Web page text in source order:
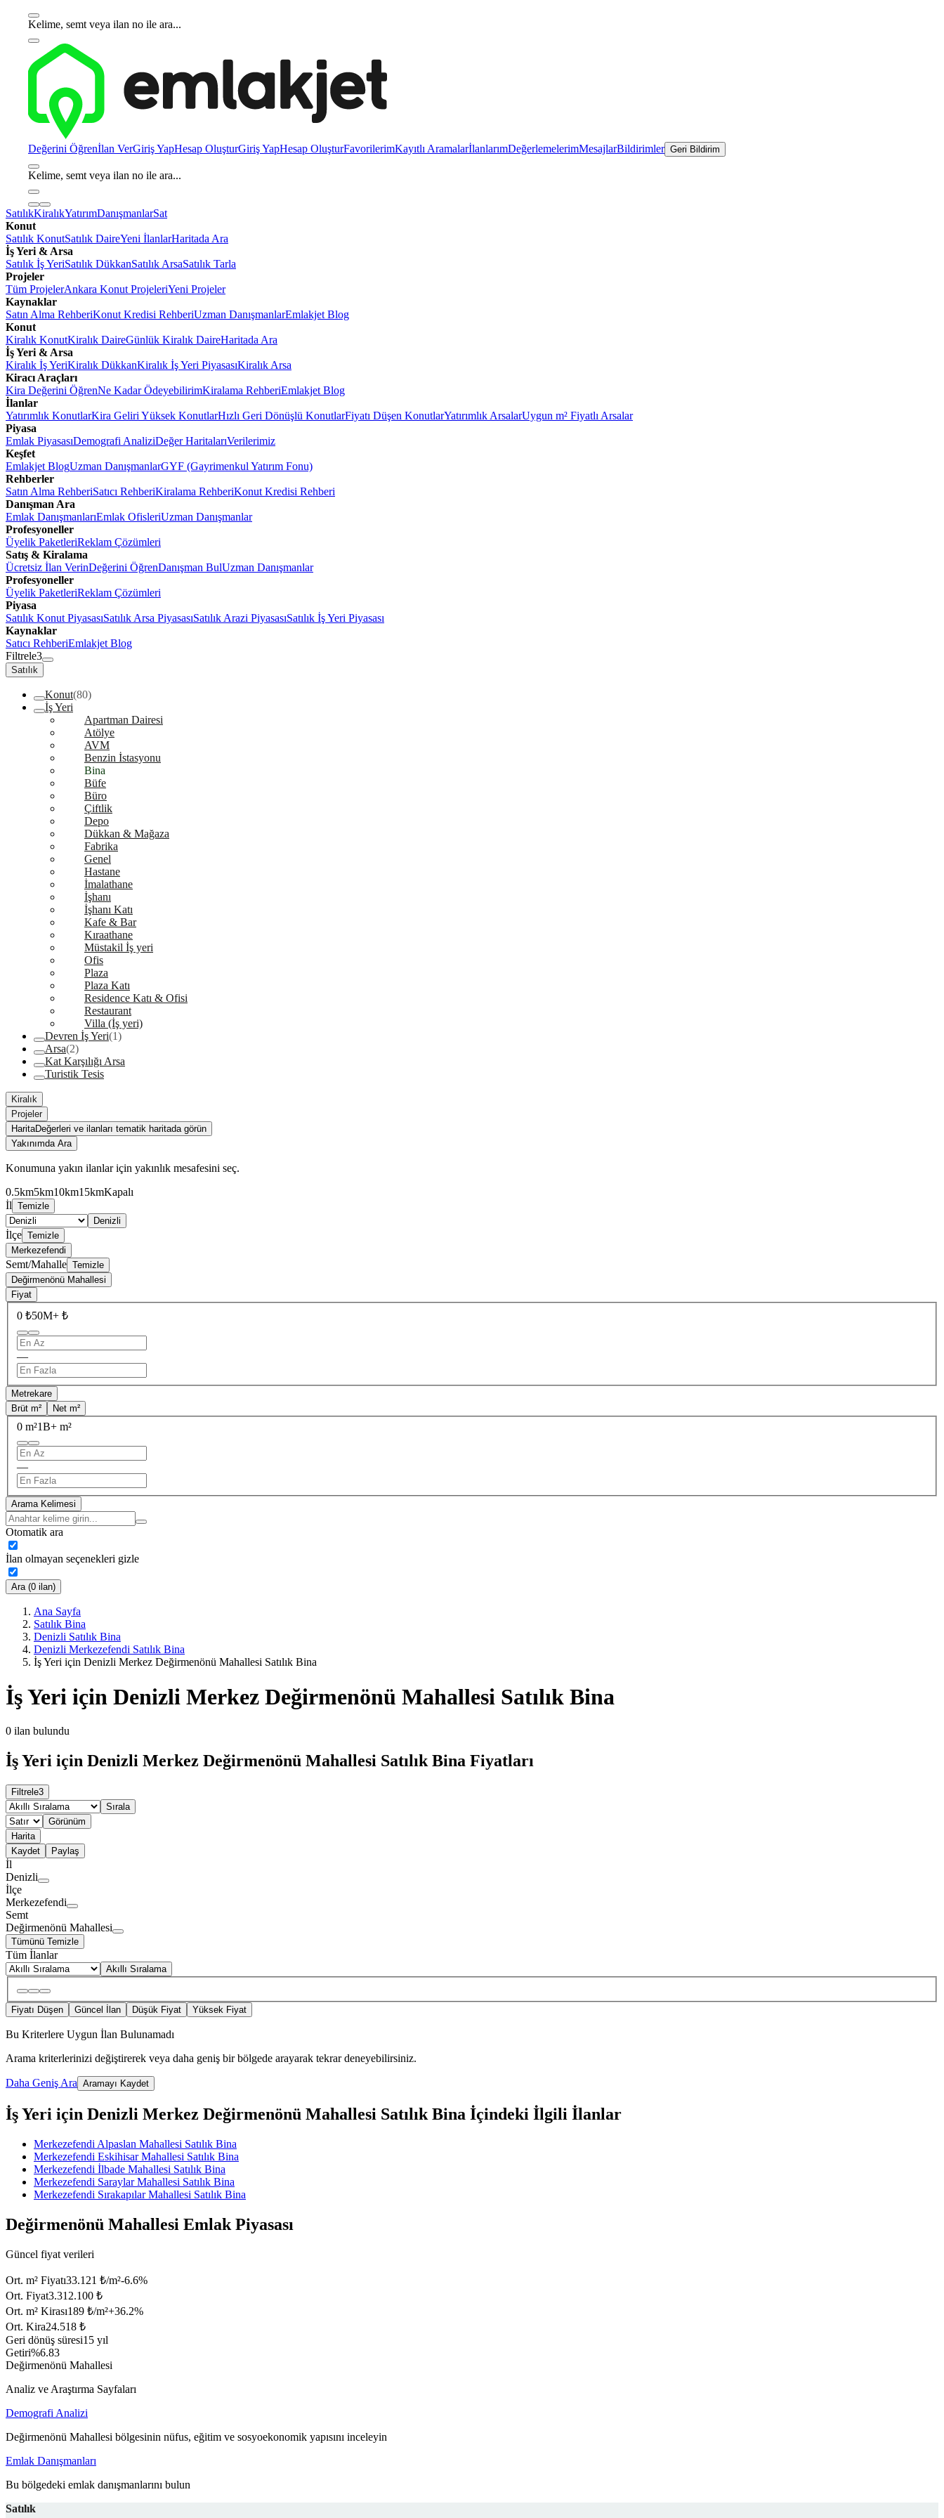
Kelime, semt veya ilan no ile ara...
Değerini Öğrenİlan VerGiriş YapHesap OluşturGiriş YapHesap OluşturFavorilerimKayıtlı AramalarİlanlarımDeğerlemelerimMesajlarBildirimler Geri Bildirim
Kelime, semt veya ilan no ile ara...
SatılıkKiralıkYatırımDanışmanlarSat
Konut
Satılık KonutSatılık DaireYeni İlanlarHaritada Ara
İş Yeri & Arsa
Satılık İş YeriSatılık DükkanSatılık ArsaSatılık Tarla
Projeler
Tüm ProjelerAnkara Konut ProjeleriYeni Projeler
Kaynaklar
Satın Alma RehberiKonut Kredisi RehberiUzman DanışmanlarEmlakjet Blog
Konut
Kiralık KonutKiralık DaireGünlük Kiralık DaireHaritada Ara
İş Yeri & Arsa
Kiralık İş YeriKiralık DükkanKiralık İş Yeri PiyasasıKiralık Arsa
Kiracı Araçları
Kira Değerini ÖğrenNe Kadar ÖdeyebilirimKiralama RehberiEmlakjet Blog
İlanlar
Yatırımlık KonutlarKira Geliri Yüksek KonutlarHızlı Geri Dönüşlü KonutlarFiyatı Düşen KonutlarYatırımlık ArsalarUygun m² Fiyatlı Arsalar
Piyasa
Emlak PiyasasıDemografi AnaliziDeğer HaritalarıVerilerimiz
Keşfet
Emlakjet BlogUzman DanışmanlarGYF (Gayrimenkul Yatırım Fonu)
Rehberler
Satın Alma RehberiSatıcı RehberiKiralama RehberiKonut Kredisi Rehberi
Danışman Ara
Emlak DanışmanlarıEmlak OfisleriUzman Danışmanlar
Profesyoneller
Üyelik PaketleriReklam Çözümleri
Satış & Kiralama
Ücretsiz İlan VerinDeğerini ÖğrenDanışman BulUzman Danışmanlar
Profesyoneller
Üyelik PaketleriReklam Çözümleri
Piyasa
Satılık Konut PiyasasıSatılık Arsa PiyasasıSatılık Arazi PiyasasıSatılık İş Yeri Piyasası
Kaynaklar
Satıcı RehberiEmlakjet Blog
Filtrele3
Satılık
Konut(80)
İş Yeri
Apartman Dairesi
Atölye
AVM
Benzin İstasyonu
Bina
Büfe
Büro
Çiftlik
Depo
Dükkan & Mağaza
Fabrika
Genel
Hastane
İmalathane
İşhanı
İşhanı Katı
Kafe & Bar
Kıraathane
Müstakil İş yeri
Ofis
Plaza
Plaza Katı
Residence Katı & Ofisi
Restaurant
Villa (İş yeri)
Devren İş Yeri(1)
Arsa(2)
Kat Karşılığı Arsa
Turistik Tesis
Kiralık
Projeler
HaritaDeğerleri ve ilanları tematik haritada görün
Yakınımda Ara
Konumuna yakın ilanlar için yakınlık mesafesini seç.
0.5km5km10km15kmKapalı
İl Temizle
Denizli
İlçe Temizle
Merkezefendi
Semt/Mahalle Temizle
Değirmenönü Mahallesi
Fiyat
0 ₺50M+ ₺
—
Metrekare
Brüt m²
Net m²
0 m²1B+ m²
—
Arama Kelimesi
Otomatik ara
İlan olmayan seçenekleri gizle
Ara (0 ilan)
Ana Sayfa
Satılık Bina
Denizli Satılık Bina
Denizli Merkezefendi Satılık Bina
İş Yeri için Denizli Merkez Değirmenönü Mahallesi Satılık Bina
İş Yeri için Denizli Merkez Değirmenönü Mahallesi Satılık Bina
0 ilan bulundu
İş Yeri için Denizli Merkez Değirmenönü Mahallesi Satılık Bina Fiyatları
Filtrele3
Sırala
Görünüm
Harita
Kaydet
Paylaş
İl
Denizli
İlçe
Merkezefendi
Semt
Değirmenönü Mahallesi
Tümünü Temizle
Tüm İlanlar
Akıllı Sıralama
Fiyatı Düşen Güncel İlan Düşük Fiyat Yüksek Fiyat
Bu Kriterlere Uygun İlan Bulunamadı
Arama kriterlerinizi değiştirerek veya daha geniş bir bölgede arayarak tekrar deneyebilirsiniz.
Daha Geniş Ara Aramayı Kaydet
İş Yeri için Denizli Merkez Değirmenönü Mahallesi Satılık Bina İçindeki İlgili İlanlar
Merkezefendi Alpaslan Mahallesi Satılık Bina
Merkezefendi Eskihisar Mahallesi Satılık Bina
Merkezefendi İlbade Mahallesi Satılık Bina
Merkezefendi Saraylar Mahallesi Satılık Bina
Merkezefendi Sırakapılar Mahallesi Satılık Bina
Değirmenönü Mahallesi Emlak Piyasası
Güncel fiyat verileri
Ort. m² Fiyatı33.121 ₺/m²-6.6%
Ort. Fiyat3.312.100 ₺
Ort. m² Kirası189 ₺/m²+36.2%
Ort. Kira24.518 ₺
Geri dönüş süresi15 yıl
Getiri%6.83
Değirmenönü Mahallesi
Analiz ve Araştırma Sayfaları
Demografi Analizi
Değirmenönü Mahallesi bölgesinin nüfus, eğitim ve sosyoekonomik yapısını inceleyin
Emlak Danışmanları
Bu bölgedeki emlak danışmanlarını bulun
Satılık